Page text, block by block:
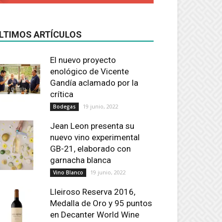
ARTÍCULOS
El nuevo proyecto
enológico de Vicente
Gandía aclamado por la
crítica
Bodegas 19 junio, 2022
Jean Leon presenta su
nuevo vino experimental
GB-21, elaborado con
garnacha blanca
Vino Blanco 19 junio, 2022
Lleiroso Reserva 2016,
Medalla de Oro y 95 puntos
en Decanter World Wine